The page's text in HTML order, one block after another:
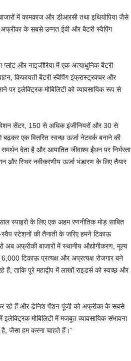
में कामकाज और डीआरसी तथा इथियोपिया जैसे
के सबसे उन्नत ईवी और बैटरी स्वैपिंग
प्लांट और नाइजीरिया में एक अत्याधुनिक बैटरी
किफायती बैटरी स्वैपिंग इंफ्रास्ट्रक्चर और
पर इलेक्ट्रिक मोबिलिटी को व्यावसायिक रूप से
सेंटर, 150 से अधिक इंजीनियरों और 30 से
एक वितरित स्वच्छ ऊर्जा नेटवर्क बनाने की
देता है और आयातित जीवाश्म ईंधन पर निर्भरता
और स्थिर नवीकरणीय ऊर्जा भंडारण के लिए तैयार
स्पाइरो के लिए एक अहम रणनीतिक मोड़ साबित
स्टेशनों की तैनाती के जरिए हमने टिकाऊ
अब अफ्रीकी बाजारों में स्थानीय औद्योगीकरण, मूल्य
टिकाऊ प्रत्यक्ष और अप्रत्यक्ष रोजगार बने
ताकि पूरे महाद्वीप में लाखों राइडर्स को स्वच्छ और
कर रहे हैं और डेनिश पेंशन पूंजी को अफ्रीका के सबसे
मोबिलिटी में मजबूत व्यावसायिक संभावना
है, जैसा हम करना चाहते हैं।”